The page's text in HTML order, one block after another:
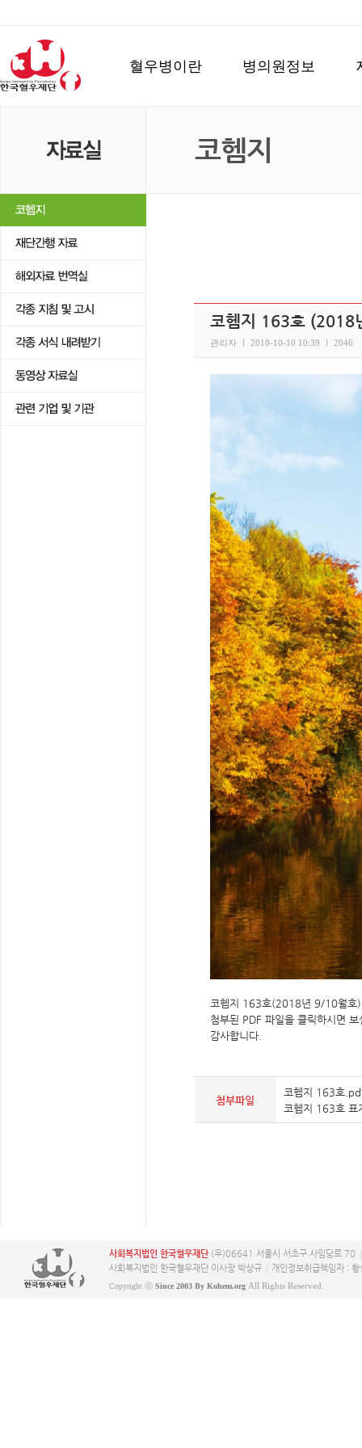
혈우병이란 병의원정보
코헴지
코헴지 163호 (2018
관리자 ㅣ 2018-10-10 10:39 ㅣ 2046
코헴지 163호(2018년 9/10월호)
첨부된 PDF 파일을 클릭하시면
감사합니다.
첨부파일
코헴지 163호
코헴지 163호 표
사회복지법인 한국혈우재단(우)06641 서울시 서초구 사임당로 70
사회복지법인 한국혈우재단 이사장 박상규
개인정보취급책임자 : 황
Copyright ⓒ Since 2003 By Kohem.org All Rights Reserved.